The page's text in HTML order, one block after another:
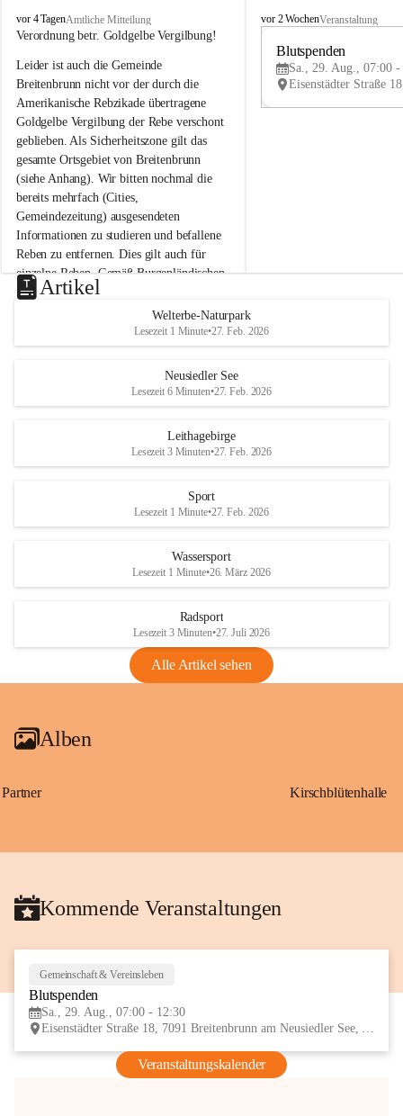
B
r
i
t
e
n
b
r
u
n
n
a
m
N
e
u
s
d
S
vor 4 TagenAmtliche Mitteilung
Verordnung betr. Goldgelbe Vergilbung!
Leider ist auch die Gemeinde
Breitenbrunn nicht vor der durch die
Amerikanische Rebzikade übertragene
Goldgelbe Vergilbung der Rebe verschont
geblieben. Als Sicherheitszone gilt das
gesamte Ortsgebiet von Breitenbrunn
(siehe Anhang). Wir bitten nochmal die
bereits mehrfach (Cities,
Gemeindezeitung) ausgesendeten
Informationen zu studieren und befallene
Reben zu entfernen. Dies gilt auch für
einzelne Reben. Gemäß Burgenländischen
Weinbaugesetz sind nicht gepflegte oder
unzulässige Weingärten zu roden! Bitte
helfen wir zusammen um unsere Winzer
vor den prognostizierten Ernteausfällen
und den daraus folgenden wirtschaftlichen
Maßnahmen zur Bekämpfung
Rebe und der Amerikanischen
Anhang VBl. EU Nr. 18
1 Seite•1,4 MB
VBl. EU Nr. 18_2026
B
e
u
e
d
r
S
vor 2 WochenVeranstaltung
Blutspenden
Sa., 29. Aug., 07:00 -
Artikel
Welterbe-Naturpark
Lesezeit 1 Minute•27. Feb. 2026
Neusiedler See
Lesezeit 6 Minuten•27. Feb. 2026
Leithagebirge
Lesezeit 3 Minuten•27. Feb. 2026
Sport
Lesezeit 1 Minute•27. Feb. 2026
Wassersport
Lesezeit 1 Minute•26. März 2026
Radsport
Lesezeit 3 Minuten•27. Juli 2026
Alle Artikel sehen
Alben
Partner Kirschblütenhalle
Kommende Veranstaltungen
Gemeinschaft & Vereinsleben
Blutspenden
Sa., 29. Aug., 07:00 - 12:30
Eisenstädter Straße 18, 7091 Breitenbrunn am Neusiedler See, AUT
Veranstaltungskalender